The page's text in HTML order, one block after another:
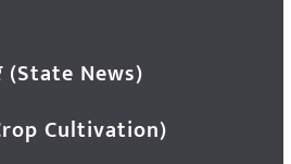
(State News)
Cultivation)